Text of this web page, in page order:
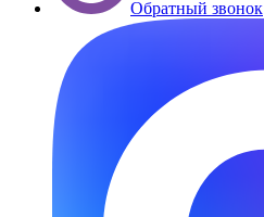
Обратный звонок